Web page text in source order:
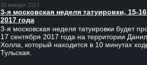
25 января 2017
3-я московская неделя татуировки, 15-
2017 года
3-я московская неделя татуировки будет
17 сентября 2017 года на территории
Холла, который находится в 10 минутах
Тульская.